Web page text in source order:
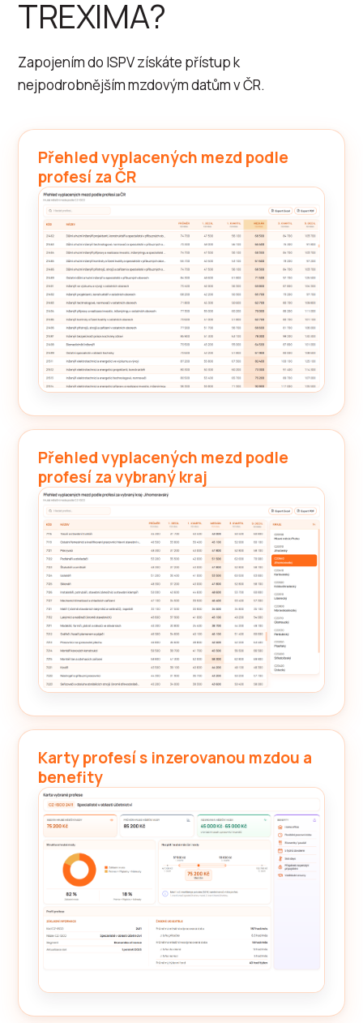
TREXIMA?
Zapojením do ISPV získáte přístup k
nejpodrobnějším mzdovým datům v ČR.
Přehled vyplacených mezd podle
profesí za ČR
Přehled vyplacených mezd podle
profesí za vybraný kraj
Karty profesí s inzerovanou mzdou a
benefity